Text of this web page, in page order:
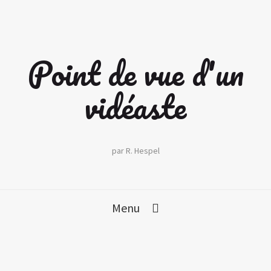
Point de vue d'un
vidéaste
par R. Hespel
Menu